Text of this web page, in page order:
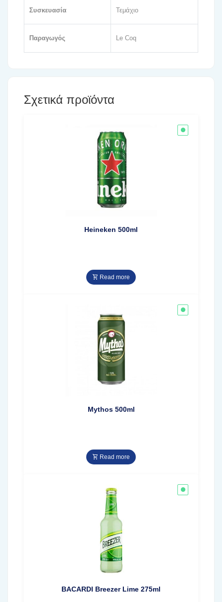
Συσκευασία Τεμάχιο
Παραγωγός Le Coq
Σχετικά προϊόντα
Heineken 500ml
Read more
Mythos 500ml
Read more
BACARDI Breezer Lime 275ml